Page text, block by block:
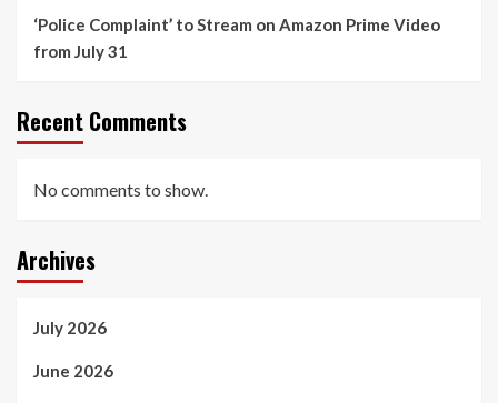
‘Police Complaint’ to Stream on Amazon Prime Video
from July 31
Recent Comments
No comments to show.
Archives
July 2026
June 2026